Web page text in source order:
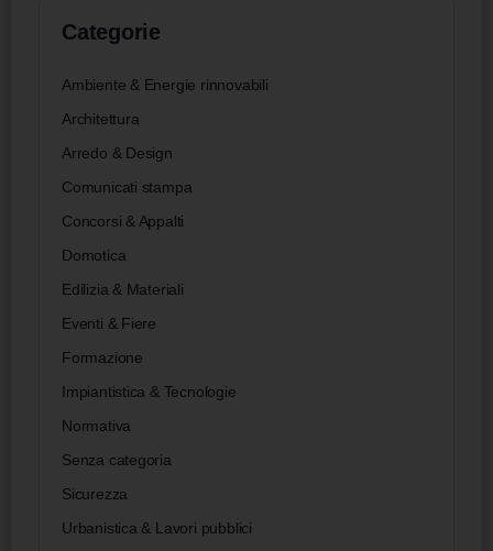
Categorie
Ambiente & Energie rinnovabili
Architettura
Arredo & Design
Comunicati stampa
Concorsi & Appalti
Domotica
Edilizia & Materiali
Eventi & Fiere
Formazione
Impiantistica & Tecnologie
Normativa
Senza categoria
Sicurezza
Urbanistica & Lavori pubblici